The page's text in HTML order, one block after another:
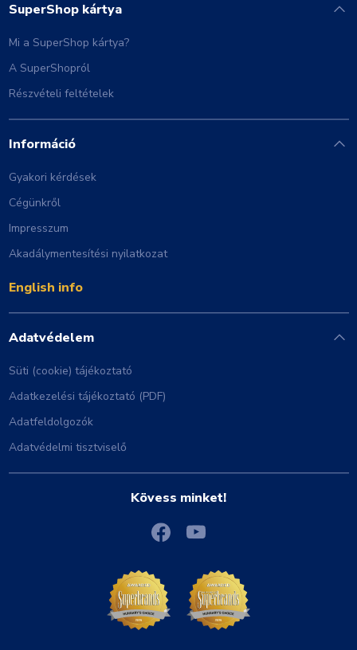
SuperShop kártya
Mi a SuperShop kártya?
A SuperShopról
Részvételi feltételek
Információ
Gyakori kérdések
Cégünkről
Impresszum
Akadálymentesítési nyilatkozat
English info
Adatvédelem
Süti (cookie) tájékoztató
Adatkezelési tájékoztató (PDF)
Adatfeldolgozók
Adatvédelmi tisztviselő
Kövess minket!